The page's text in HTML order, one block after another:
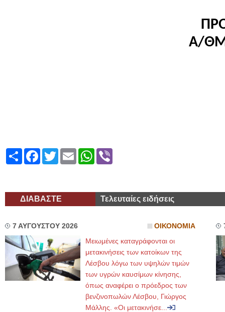
A/
ShareFacebook
TwitterEmailWhatsApp
ΔΙΑΒΑΣΤΕ Τελευταίες ειδήσεις
7 ΑΥΓΟΥΣΤΟΥ 2026 ΟΙΚΟΝΟΜΙΑ
Μειωμένες καταγράφονται οι
μετακινήσεις των κατοίκων της
Λέσβου λόγω των υψηλών τιμών
των υγρών καυσίμων κίνησης,
όπως αναφέρει ο πρόεδρος των
βενζινοπωλών Λέσβου, Γιώργος
Μάλλης. «Οι μετακινήσε...